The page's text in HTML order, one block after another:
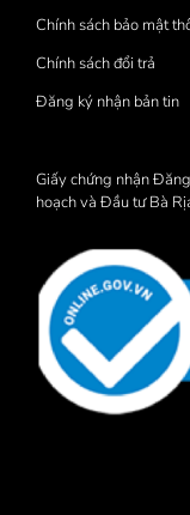
Chính sách bảo mật
Chính sách đổi trả
Đăng ký nhận bản tin
Giấy chứng nhận
hoạch và Đầu tư Bà